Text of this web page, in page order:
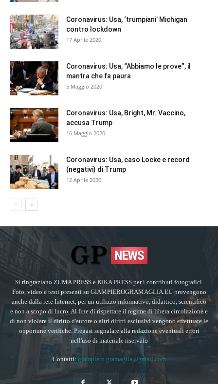
Coronavirus: Usa, ‘trumpiani’ Michigan
contro lockdown
17 Aprile 2020
Coronavirus: Usa, “Abbiamo le prove”, il
mantra che fa paura
5 Maggio 2020
Coronavirus: Usa, Bright, Mr. Vaccino,
accusa Trump
16 Maggio 2020
Coronavirus: Usa, caso Locke e record
(negativi) di Trump
12 Aprile 2020
Si ringraziano ZUMA PRESS e KIKA PRESS per i contributi fotografici.
Foto, video e testi presenti su GIAMPIEROGRAMAGLIA.EU provengono
anche dalla rete Internet, per un utilizzo informativo, didattico, scientifico
e non a scopo di lucro. Al fine di rispettare il regime di libera circolazione e
di non violare il diritto d'autore o altri diritti esclusivi vengono effettuate le
opportune verifiche. Pregasi segnalare alla redazione eventuali errori
nell'uso di materiale riservato
Contatti: giampiero.gramaglia@gmail.com